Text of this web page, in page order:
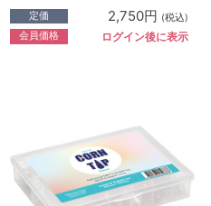
定価 2,750円 (税込)
会員価格 ログイン後に表示